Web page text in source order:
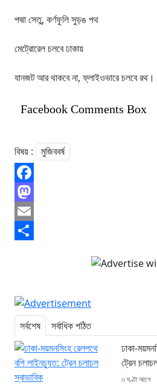
পদ্মা সেতু, কর্ণফুলি সুড়ঙ পথ
মেট্রোরেল চলবে ঢাকায়
যানজট আর থাকবে না, ফ্লাইওভারে চলবে রথ।
Facebook Comments Box
বিষয় : মুজিববর্ষ
Facebook
Mastodon
Email
সর্বশেষ
সর্বাধিক পঠিত
ঢাকা-
ট্রেন
৩ ঘণ্টা আগে